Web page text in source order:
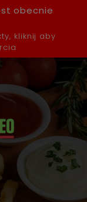
obecnie
kliknij aby